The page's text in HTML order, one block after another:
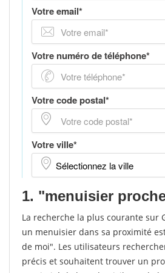
1. "menuisier
La recherche la plus courante sur
un menuisier dans sa proximité
de moi". Les utilisateurs
précis et souhaitent trouver un